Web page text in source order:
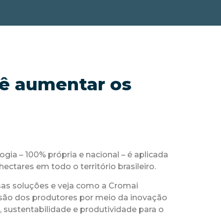
aumentar os
– 100% própria e nacional – é aplicada
em todo o território brasileiro.
soluções e veja como a Cromai
dos produtores por meio da inovação
sustentabilidade e produtividade para o